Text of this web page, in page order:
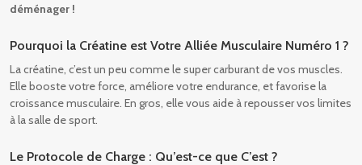
déménager !
Pourquoi la Créatine est Votre Alliée Musculaire Numéro 1 ?
La créatine, c’est un peu comme le super carburant de vos muscles.
Elle booste votre force, améliore votre endurance, et favorise la
croissance musculaire. En gros, elle vous aide à repousser vos limites
à la salle de sport.
Le Protocole de Charge : Qu’est-ce que C’est ?